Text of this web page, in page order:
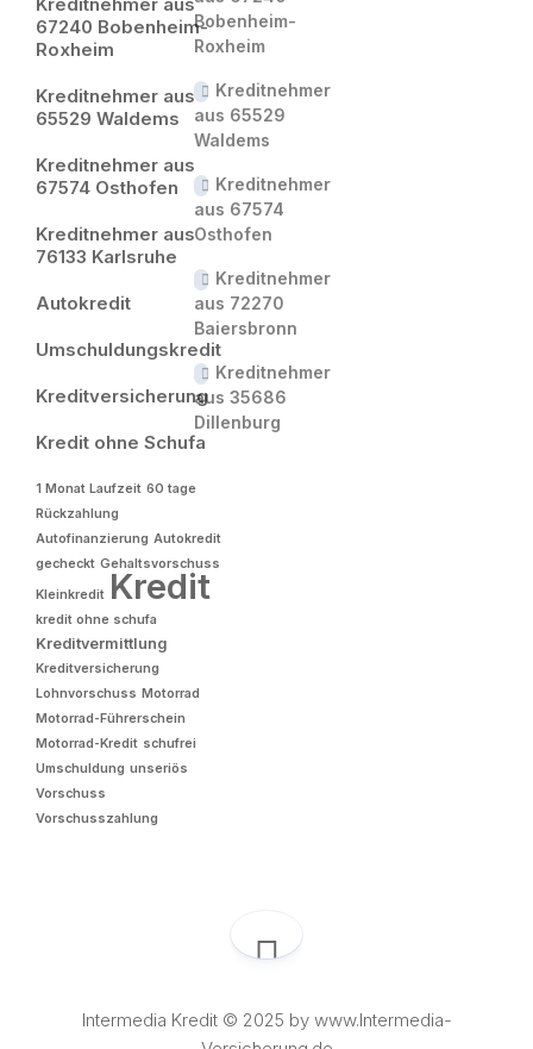
67240 Bobenheim-
Roxheim
Kreditnehmer aus
65529 Waldems
Kreditnehmer aus
67574 Osthofen
Kreditnehmer aus
76133 Karlsruhe
Autokredit
Umschuldungskredit
Kreditversicherung
Kredit ohne Schufa
1 Monat Laufzeit 60 tage
Rückzahlung
Autofinanzierung Autokredit
gecheckt Gehaltsvorschuss
Kleinkredit Kredit
kredit ohne schufa
Kreditvermittlung
Kreditversicherung
Lohnvorschuss Motorrad
Motorrad-Führerschein
Motorrad-Kredit schufrei
Umschuldung unseriös
Vorschuss
Vorschusszahlung
Bobenheim-
Roxheim
Kreditnehmer
aus 65529
Waldems
Kreditnehmer
aus 67574
Osthofen
Kreditnehmer
aus 72270
Baiersbronn
Kreditnehmer
aus 35686
Dillenburg
Intermedia Kredit © 2025 by www.Intermedia-